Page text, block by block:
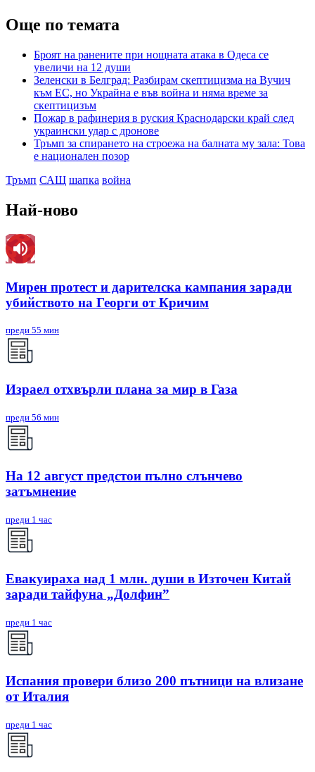
Още по темата
Броят на ранените при нощната атака в Одеса се
увеличи на 12 души
Зеленски в Белград: Разбирам скептицизма на Вучич
към ЕС, но Украйна е във война и няма време за
скептицизъм
Пожар в рафинерия в руския Краснодарски край след
украински удар с дронове
Тръмп за спирането на строежа на балната му зала: Това
е национален позор
Тръмп САЩ шапка война
Най-ново
Мирен протест и дарителска кампания заради
убийството на Георги от Кричим
преди 55 мин
Израел отхвърли плана за мир в Газа
преди 56 мин
На 12 август предстои пълно слънчево
затъмнение
преди 1 час
Евакуираха над 1 млн. души в Източен Китай
заради тайфуна „Долфин”
преди 1 час
Испания провери близо 200 пътници на влизане
от Италия
преди 1 час